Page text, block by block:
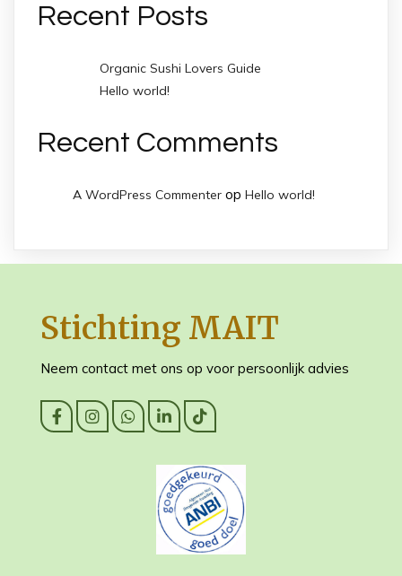
Recent Posts
Organic Sushi Lovers Guide
Hello world!
Recent Comments
A WordPress Commenter op Hello world!
Stichting MAIT
Neem contact met ons op voor persoonlijk advies